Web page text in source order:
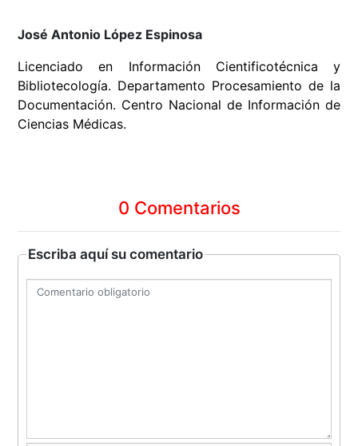
José Antonio López Espinosa
Licenciado en Información Cientificotécnica y
Bibliotecología. Departamento Procesamiento de la
Documentación. Centro Nacional de Información de
Ciencias Médicas.
0 Comentarios
Escriba aquí su comentario